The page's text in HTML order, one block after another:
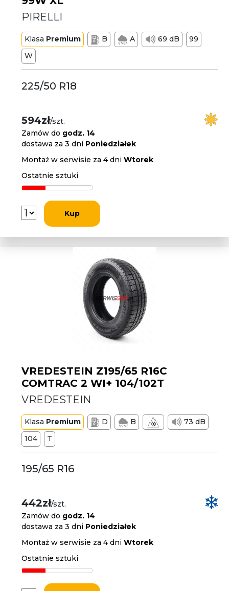
PIRELLI
Klasa Premium B A 69 dB
99
W
225/50 R18
594zł/szt.
Zamów do godz. 14
dostawa za 3 dni Poniedziałek
Montaż w serwisie za 4 dniWtorek
Ostatnie sztuki
Kup
VREDESTEIN Z195/65 R16C
COMTRAC 2 WI+ 104/102T
VREDESTEIN
Klasa Premium D B
73 dB
104
T
195/65 R16
442zł/szt.
Zamów do godz. 14
dostawa za 3 dni Poniedziałek
Montaż w serwisie za 4 dniWtorek
Ostatnie sztuki